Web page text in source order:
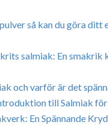
så kan du göra ditt
salmiak: En
och varför är det
till Salmiak
En Spännande